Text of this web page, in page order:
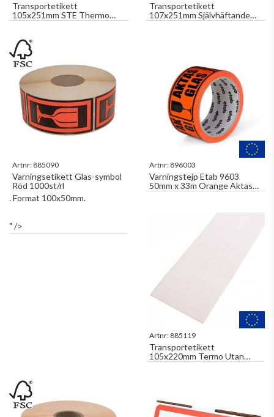
Transportetikett
105x251mm STE Thermo
Eco Med kvittodel 700st/rl
Transportetikett
107x251mm Självhäftande
Med Kvittodel 2st/ark x
Artnr: 885090
Varningsetikett Glas-symbol
Röd 1000st/rl
. Format 100x50mm.
" />
Artnr: 896003
Varningstejp Etab 9603
50mm x 33m Orange Aktas
Glas
Artnr: 885119
Transportetikett
105x220mm Termo Utan
Kvitto 2000st/fp